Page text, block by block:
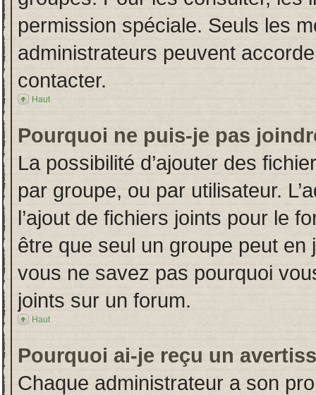
permission spéciale. Seuls les
administrateurs peuvent
contacter.
Haut
Pourquoi ne puis-je pas
La possibilité d’ajouter des
par groupe, ou par utilisateur.
l’ajout de fichiers joints pour le
être que seul un groupe peut en
vous ne savez pas pourquoi
joints sur un forum.
Haut
Pourquoi ai-je reçu un
Chaque administrateur a son